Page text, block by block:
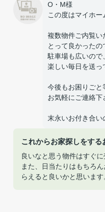
O・M様
この度はマイホ
複数物件ご内覧い
とって良かったの
駐車場も広いので
楽しい毎日を送っ
今後もお困りごと
お気軽にご連絡下
末永いお付き合い
これからお家探しをす
良いなと思う物件はすぐ
また、日当たりはもちろ
らえると良いかと思います